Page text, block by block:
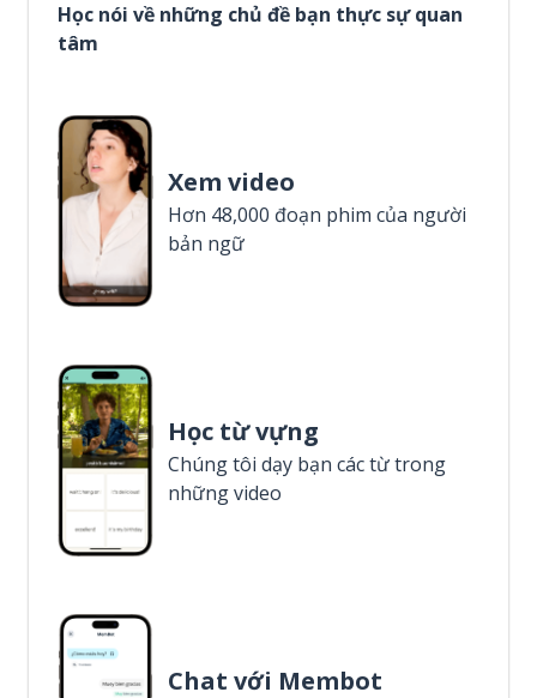
Học nói về những chủ đề bạn thực sự quan
tâm
Xem video
Hơn 48,000 đoạn phim của người
bản ngữ
Học từ vựng
Chúng tôi dạy bạn các từ trong
những video
Chat với Membot